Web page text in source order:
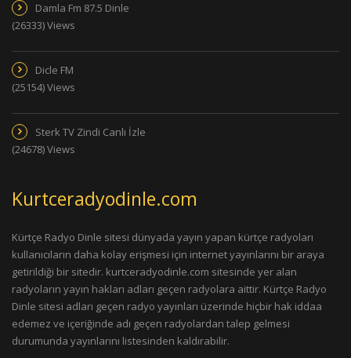
Damla Fm 87.5 Dinle
(26333) Views
Dicle FM
(25154) Views
Sterk TV Zindi Canlı İzle
(24678) Views
Kurtceradyodinle.com
Kürtçe Radyo Dinle sitesi dünyada yayın yapan kürtçe radyoları
kullanıcıların daha kolay erişmesi için internet yayınlarını bir araya
getirildiği bir sitedir. kurtceradyodinle.com sitesinde yer alan
radyoların yayın hakları adları geçen radyolara aittir. Kürtçe Radyo
Dinle sitesi adları geçen radyo yayınları üzerinde hiçbir hak iddaa
edemez ve içeriğinde adı geçen radyolardan talep gelmesi
durumunda yayınlarını listesinden kaldırabilir.